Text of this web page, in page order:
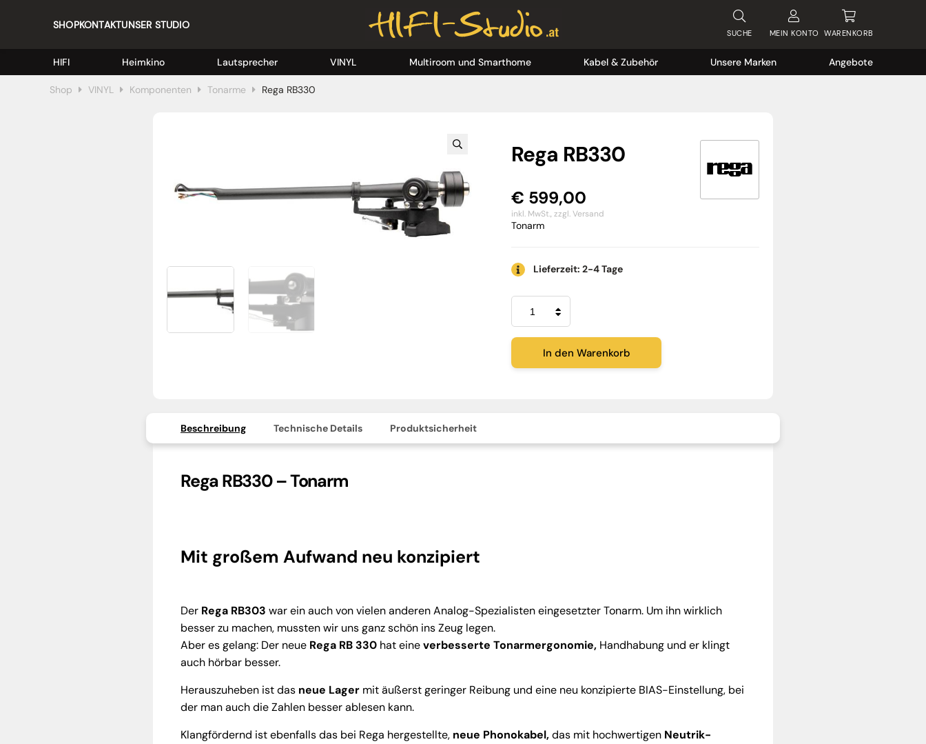
SHOPKONTAKTUNSER STUDIO
SUCHE MEIN KONTO WARENKORB
HIFI Heimkino Lautsprecher VINYL Multiroom und Smarthome Kabel & Zubehör Unsere Marken Angebote
Shop VINYL Komponenten Tonarme Rega RB330
Rega RB330
€ 599,00
inkl. MwSt.,zzgl. Versand
Tonarm
Lieferzeit: 2-4 Tage
Rega
RB330
Menge
In den Warenkorb
Beschreibung Technische Details Produktsicherheit
Rega RB330 – Tonarm
Mit großem Aufwand neu konzipiert
Der Rega RB303 war ein auch von vielen anderen Analog-Spezialisten eingesetzter Tonarm. Um ihn wirklich
besser zu machen, mussten wir uns ganz schön ins Zeug legen.
Aber es gelang: Der neue Rega RB 330 hat eineverbesserte Tonarmergonomie, Handhabung und er klingt
auch hörbar besser.
Herauszuheben ist das neue Lager mit äußerst geringer Reibung und eine neu konzipierte BIAS-Einstellung, bei
der man auch die Zahlen besser ablesen kann.
Klangfördernd ist ebenfalls das bei Rega hergestellte, neue Phonokabel,das mit hochwertigen Neutrik-